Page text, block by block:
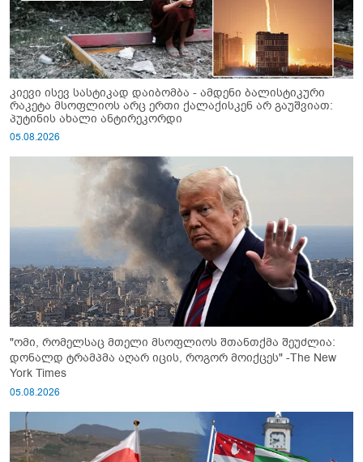
კიევი ისევ სასტიკად დაიბომბა - ამდენი ბალისტიკური
რაკეტა მსოფლიოს არც ერთი ქალაქისკენ არ გაუშვიათ:
პუტინის ახალი ანტირეკორდი
05.08.2026
"ომი, რომელსაც მთელი მსოფლიოს შთანთქმა შეუძლია:
დონალდ ტრამპმა აღარ იცის, როგორ მოიქცეს" -The New
York Times
05.08.2026